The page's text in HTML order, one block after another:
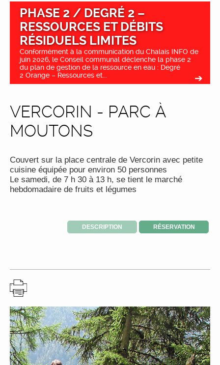
PHASE 2 / DEGRÉ 2 –
RESSOURCES ET DÉBITS
RÉSIDUELS LIMITES
Conformément à la communication du Chalais INFO de
juin 2026, le Conseil communal déclenche la phase 2
du plan de gestion de la ressource en eau : Degré
2 Orange – Ressources et...
VERCORIN - PARC À
MOUTONS
Couvert sur la place centrale de Vercorin avec petite
cuisine équipée pour environ 50 personnes
Le samedi, de 7 h 30 à 13 h, se tient le marché
hebdomadaire de fruits et légumes
DESCRIPTION RÉSERVATION